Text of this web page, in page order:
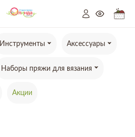
Инструменты Аксессуары
Наборы пряжи для вязания
Акции